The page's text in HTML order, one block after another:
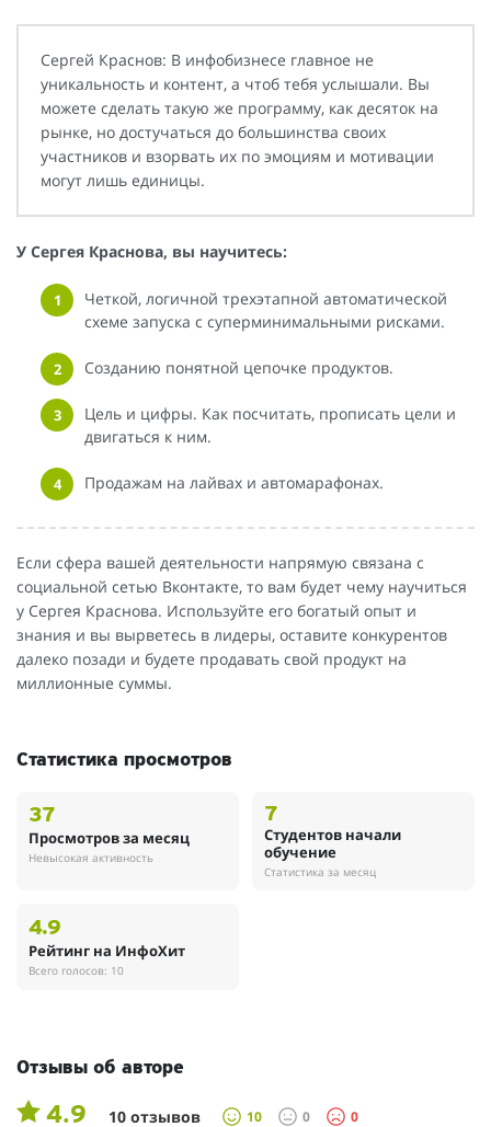
Сергей Краснов: В инфобизнесе главное не
уникальность и контент, а чтоб тебя услышали. Вы
можете сделать такую же программу, как десяток на
рынке, но достучаться до большинства своих
участников и взорвать их по эмоциям и мотивации
могут лишь единицы.
У Сергея Краснова, вы научитесь:
Четкой, логичной трехэтапной автоматической
схеме запуска с суперминимальными рисками.
Созданию понятной цепочке продуктов.
Цель и цифры. Как посчитать, прописать цели и
двигаться к ним.
Продажам на лайвах и автомарафонах.
Если сфера вашей деятельности напрямую связана с
социальной сетью Вконтакте, то вам будет чему научиться
у Сергея Краснова. Используйте его богатый опыт и
знания и вы вырветесь в лидеры, оставите конкурентов
далеко позади и будете продавать свой продукт на
миллионные суммы.
Статистика просмотров
37
Просмотров за месяц
Невысокая активность
7
Студентов начали
обучение
Статистика за месяц
4.9
Рейтинг на ИнфоХит
Всего голосов: 10
Отзывы об авторе
4.9 10 отзывов 10 0 0